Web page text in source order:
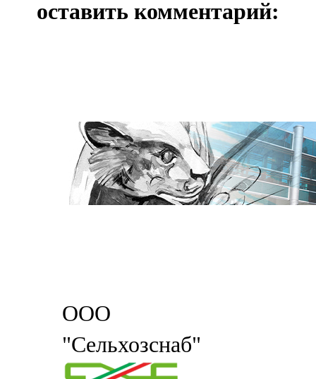
оставить комментарий:
ООО
"Сельхозснаб"